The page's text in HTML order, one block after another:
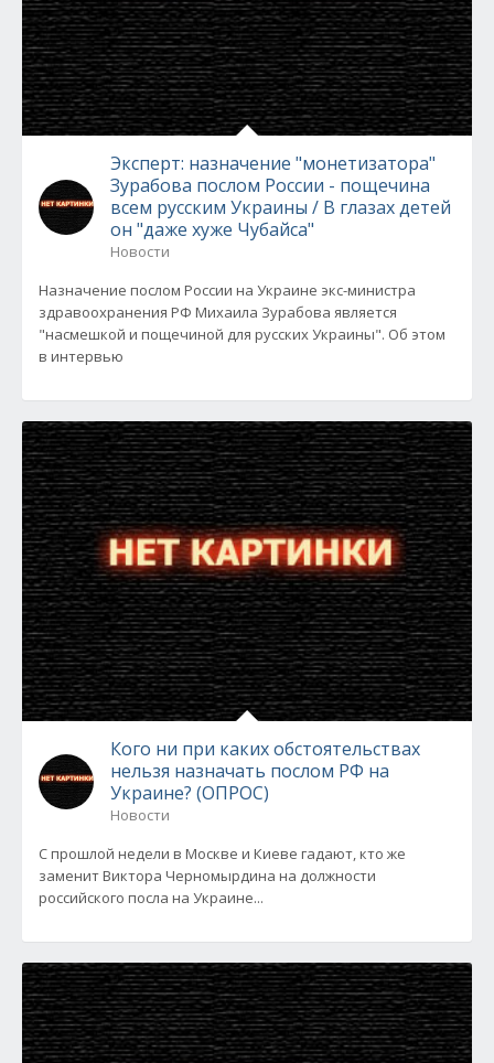
Эксперт: назначение "монетизатора"
Зурабова послом России - пощечина
всем русским Украины / В глазах детей
он "даже хуже Чубайса"
Новости
Назначение послом России на Украине экс-министра
здравоохранения РФ Михаила Зурабова является
"насмешкой и пощечиной для русских Украины". Об этом
в интервью
Кого ни при каких обстоятельствах
нельзя назначать послом РФ на
Украине? (ОПРОС)
Новости
С прошлой недели в Москве и Киеве гадают, кто же
заменит Виктора Черномырдина на должности
российского посла на Украине...